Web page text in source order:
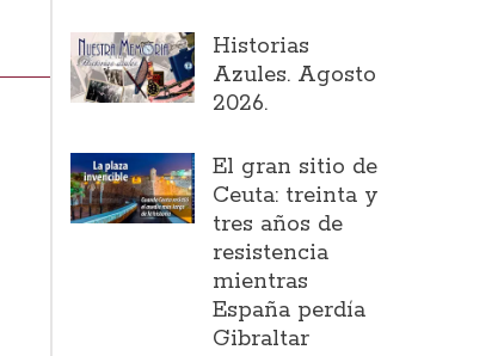
Historias
Azules. Agosto
2026.
El gran sitio de
Ceuta: treinta y
tres años de
resistencia
mientras
España perdía
Gibraltar